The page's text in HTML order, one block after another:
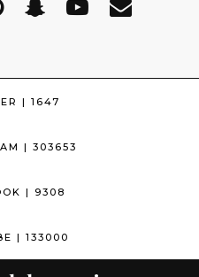
| 1647
| 303653
| 9308
| 133000